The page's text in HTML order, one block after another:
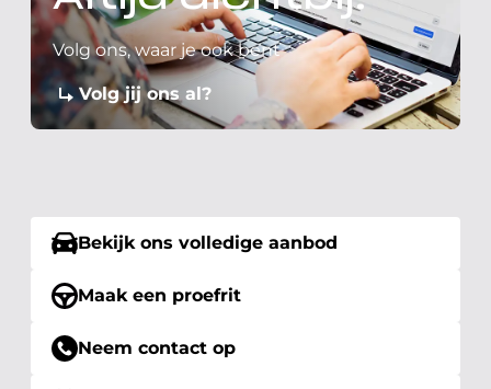
Volg ons, waar je ook bent
Volg jij ons al?
Bekijk ons volledige aanbod
Maak een proefrit
Neem contact op